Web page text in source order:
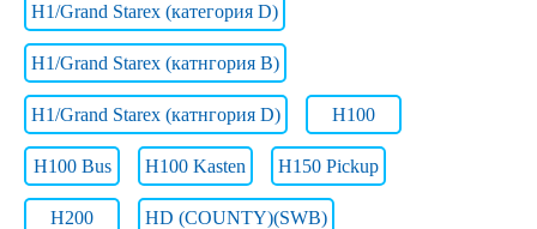
H1/Grand Starex (категория D)
H1/Grand Starex (катнгория B)
H1/Grand Starex (катнгория D) H100
H100 Bus H100 Kasten H150 Pickup
H200 HD (COUNTY)(SWB)